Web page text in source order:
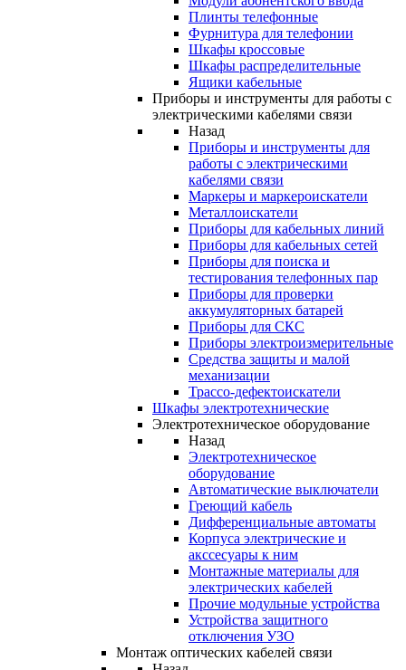
Плинты телефонные
Фурнитура для телефонии
Шкафы кроссовые
Шкафы распределительные
Ящики кабельные
Приборы и инструменты для работы с
электрическими кабелями связи
Назад
Приборы и инструменты для
работы с электрическими
кабелями связи
Маркеры и маркероискатели
Металлоискатели
Приборы для кабельных линий
Приборы для кабельных сетей
Приборы для поиска и
тестирования телефонных пар
Приборы для проверки
аккумуляторных батарей
Приборы для СКС
Приборы электроизмерительные
Средства защиты и малой
механизации
Трассо-дефектоискатели
Шкафы электротехнические
Электротехническое оборудование
Назад
Электротехническое
оборудование
Автоматические выключатели
Греющий кабель
Дифференциальные автоматы
Корпуса электрические и
акссесуары к ним
Монтажные материалы для
электрических кабелей
Прочие модульные устройства
Устройства защитного
отключения УЗО
Монтаж оптических кабелей связи